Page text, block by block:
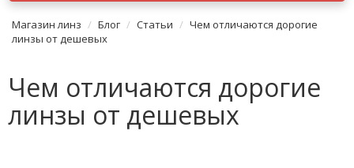
Магазин линз Блог Статьи
Чем отличаются дорогие
линзы от дешевых
Чем отличаются дорогие
линзы от дешевых